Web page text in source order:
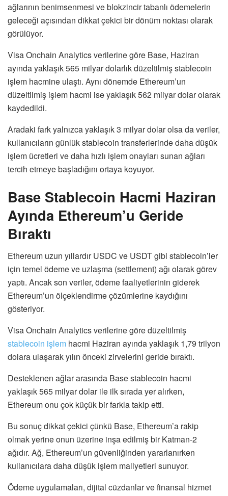
ağlarının benimsenmesi ve blokzincir tabanlı ödemelerin
geleceği açısından dikkat çekici bir dönüm noktası olarak
görülüyor.
Visa Onchain Analytics verilerine göre Base, Haziran
ayında yaklaşık 565 milyar dolarlık düzeltilmiş stablecoin
işlem hacmine ulaştı. Aynı dönemde Ethereum’un
düzeltilmiş işlem hacmi ise yaklaşık 562 milyar dolar olarak
kaydedildi.
Aradaki fark yalnızca yaklaşık 3 milyar dolar olsa da veriler,
kullanıcıların günlük stablecoin transferlerinde daha düşük
işlem ücretleri ve daha hızlı işlem onayları sunan ağları
tercih etmeye başladığını ortaya koyuyor.
Base Stablecoin Hacmi Haziran
Ayında Ethereum’u Geride
Bıraktı
Ethereum uzun yıllardır USDC ve USDT gibi stablecoin’ler
için temel ödeme ve uzlaşma (settlement) ağı olarak görev
yaptı. Ancak son veriler, ödeme faaliyetlerinin giderek
Ethereum’un ölçeklendirme çözümlerine kaydığını
gösteriyor.
Visa Onchain Analytics verilerine göre düzeltilmiş
stablecoin işlem hacmi Haziran ayında yaklaşık 1,79 trilyon
dolara ulaşarak yılın önceki zirvelerini geride bıraktı.
Desteklenen ağlar arasında Base stablecoin hacmi
yaklaşık 565 milyar dolar ile ilk sırada yer alırken,
Ethereum onu çok küçük bir farkla takip etti.
Bu sonuç dikkat çekici çünkü Base, Ethereum’a rakip
olmak yerine onun üzerine inşa edilmiş bir Katman-2
ağıdır. Ağ, Ethereum’un güvenliğinden yararlanırken
kullanıcılara daha düşük işlem maliyetleri sunuyor.
Ödeme uygulamaları, dijital cüzdanlar ve finansal hizmet